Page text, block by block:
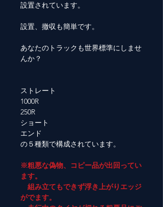
設置されています。
設置、撤収も簡単です。
あなたのトラックも世界標準にしませ
んか？
ストレート
1000R
250R
ショート
エンド
の５種類で構成されています。
※粗悪な偽物、コピー品が出回ってい
ます。
組み立てもできず浮き上がりエッジ
がでます。